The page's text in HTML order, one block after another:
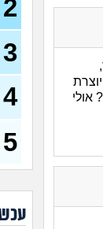
אולי
בת 22)
2
3
4
5